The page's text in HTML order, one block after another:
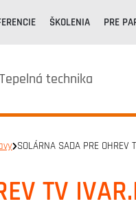
ŠKOLENIA PRE
Termékek kategóriából
Tepelná technika
SOLÁRNA SADA PRE OHREV
TV